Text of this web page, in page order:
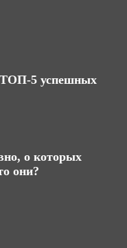
5 успешных
о которых
они?